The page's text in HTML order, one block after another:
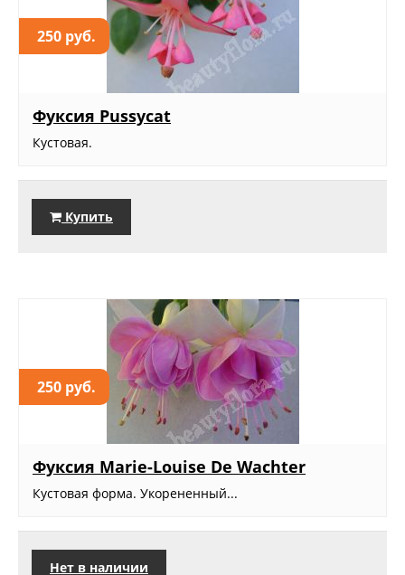
250 руб.
Фуксия Pussycat
Кустовая.
Купить
250 руб.
Фуксия Marie-Louise De Wachter
Кустовая форма. Укорененный...
Нет в наличии